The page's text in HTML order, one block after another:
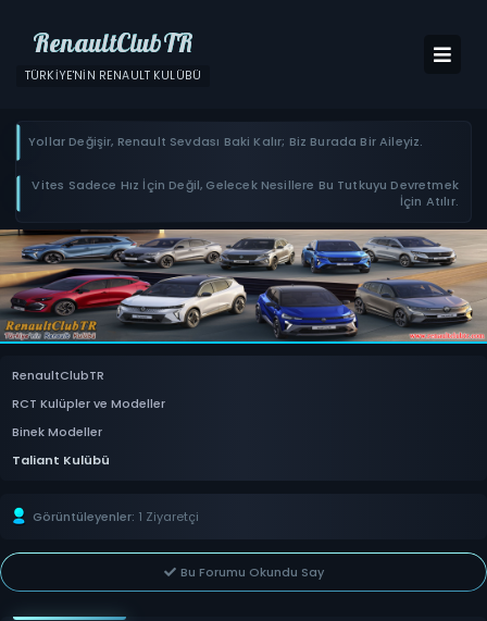
RenaultClubTR
TÜRKIYE'NIN RENAULT KULÜBÜ
Yollar Değişir, Renault Sevdası Baki Kalır; Biz Burada Bir Aileyiz.
Vites Sadece Hız İçin Değil, Gelecek Nesillere Bu Tutkuyu Devretmek
İçin Atılır.
RenaultClubTR
RCT Kulüpler ve Modeller
Binek Modeller
Taliant Kulübü
Görüntüleyenler: 1 Ziyaretçi
Bu Forumu Okundu Say